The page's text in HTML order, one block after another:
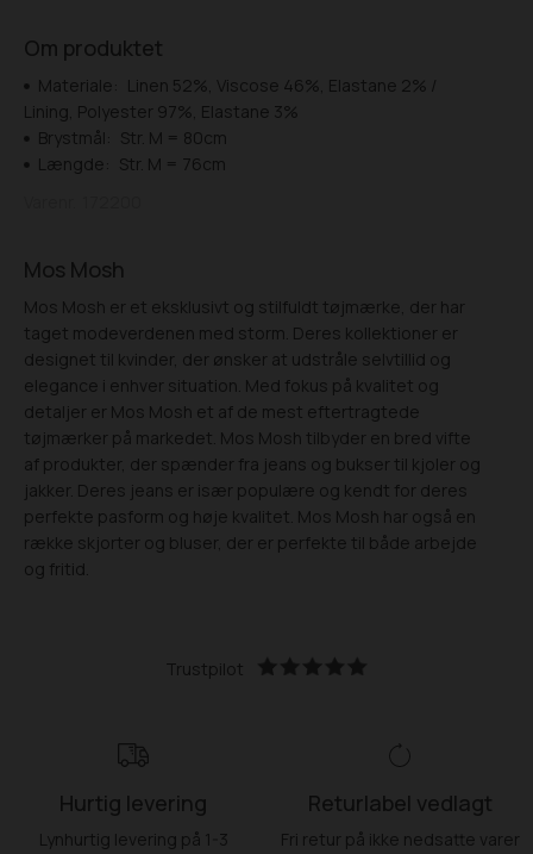
Om produktet
Materiale:
Linen 52%, Viscose 46%, Elastane 2% /
Lining, Polyester 97%, Elastane 3%
Brystmål:
Str. M = 80cm
Længde:
Str. M = 76cm
Mos Mosh
Mos Mosh er et eksklusivt og stilfuldt tøjmærke, der har
taget modeverdenen med storm. Deres kollektioner er
designet til kvinder, der ønsker at udstråle selvtillid og
elegance i enhver situation. Med fokus på kvalitet og
detaljer er Mos Mosh et af de mest eftertragtede
tøjmærker på markedet. Mos Mosh tilbyder en bred vifte
af produkter, der spænder fra jeans og bukser til kjoler og
jakker. Deres jeans er især populære og kendt for deres
perfekte pasform og høje kvalitet. Mos Mosh har også en
række skjorter og bluser, der er perfekte til både arbejde
og fritid.
Trustpilot
Hurtig levering
Lynhurtig levering på 1-3
Returlabel vedlagt
Fri retur på ikke nedsatte varer